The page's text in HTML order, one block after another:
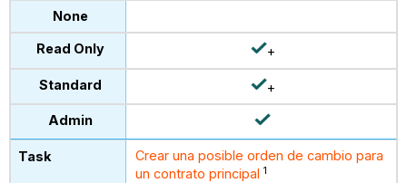
+
+
Crear una posible orden de cambio para
un contrato principal
1